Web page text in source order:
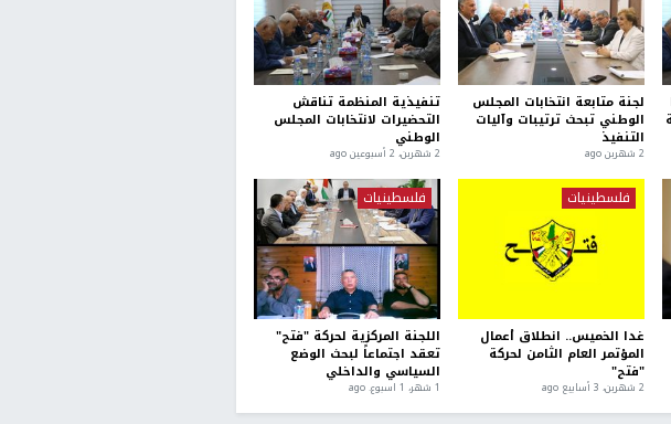
لجنة متابعة انتخابات المجلس
الوطني تبحث ترتيبات وآليات
التنفيذ
2 شهرين ago
تنفيذية المنظمة تناقش
التحضيرات لانتخابات المجلس
الوطني
2 شهرين، 2 أسبوعين ago
فلسطينيات
غدا الخميس.. انطلاق أعمال
المؤتمر العام الثامن لحركة
"فتح"
2 شهرين، 3 أسابيع ago
فلسطينيات
اللجنة المركزية لحركة "فتح"
تعقد اجتماعاً لبحث الوضع
السياسي والداخلي
1 شهر، 1 اسبوع. ago